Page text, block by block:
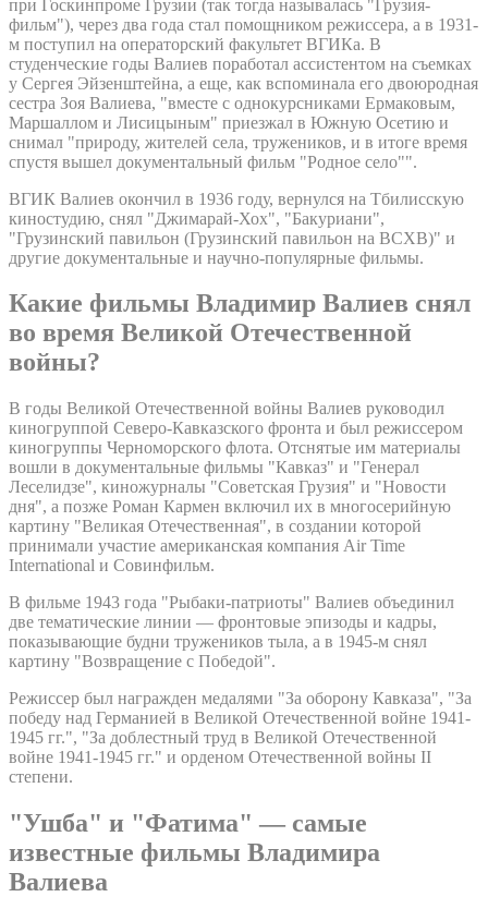
при Госкинпроме Грузии (так тогда называлась "Грузия-
фильм"), через два года стал помощником режиссера, а в 1931-
м поступил на операторский факультет ВГИКа. В
студенческие годы Валиев поработал ассистентом на съемках
у Сергея Эйзенштейна, а еще, как вспоминала его двоюродная
сестра Зоя Валиева, "вместе с однокурсниками Ермаковым,
Маршаллом и Лисицыным" приезжал в Южную Осетию и
снимал "природу, жителей села, тружеников, и в итоге время
спустя вышел документальный фильм "Родное село"".
ВГИК Валиев окончил в 1936 году, вернулся на Тбилисскую
киностудию, снял "Джимарай-Хох", "Бакуриани",
"Грузинский павильон (Грузинский павильон на ВСХВ)" и
другие документальные и научно-популярные фильмы.
Какие фильмы Владимир Валиев снял
во время Великой Отечественной
войны?
В годы Великой Отечественной войны Валиев руководил
киногруппой Северо-Кавказского фронта и был режиссером
киногруппы Черноморского флота. Отснятые им материалы
вошли в документальные фильмы "Кавказ" и "Генерал
Леселидзе", киножурналы "Советская Грузия" и "Новости
дня", а позже Роман Кармен включил их в многосерийную
картину "Великая Отечественная", в создании которой
принимали участие американская компания Air Time
International и Совинфильм.
В фильме 1943 года "Рыбаки-патриоты" Валиев объединил
две тематические линии — фронтовые эпизоды и кадры,
показывающие будни тружеников тыла, а в 1945-м снял
картину "Возвращение с Победой".
Режиссер был награжден медалями "За оборону Кавказа", "За
победу над Германией в Великой Отечественной войне 1941-
1945 гг.", "За доблестный труд в Великой Отечественной
войне 1941-1945 гг." и орденом Отечественной войны II
степени.
"Ушба" и "Фатима" — самые
известные фильмы Владимира
Валиева